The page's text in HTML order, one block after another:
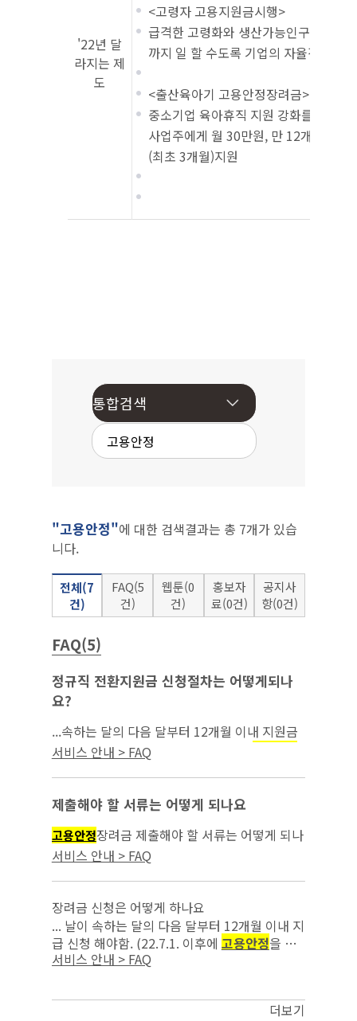
'22년 달
라지는 제
도
<고령자 고용지원금시행>
급격한 고령화와 생산가능인구 감소에
까지 일 할 수도록 기업의 자율적인 고
<출산육아기 고용안정장려금>
중소기업 육아휴직 지원 강화를 통한
사업주에게 월 30만원, 만 12개월 이
(최초 3개월)지원
"고용안정"에 대한 검색결과는 총 7개가 있습
니다.
전체(7
건)
FAQ(5
건)
웹툰(0
건)
홍보자
료(0건)
공지사
항(0건)
FAQ(5)
정규직 전환지원금 신청절차는 어떻게되나
요?
...속하는 달의 다음 달부터 12개월 이내 지원금
을 반드시 신청해야 함.‘22.7.1.이후에
을 위한 조치를 이행한 사업주부터 적용)(’22.7.
18. 시행)...
서비스 안내 > FAQ
제출해야 할 서류는 어떻게 되나요
고용안정장려금 제출해야 할 서류는 어떻게 되나
요...
서비스 안내 > FAQ
장려금 신청은 어떻게 하나요
... 날이 속하는 달의 다음 달부터 12개월 이내 지
급 신청 해야함. (22.7.1. 이후에 고용안정을 위
한 조치를 이행한 사업주부터 적용)(‘22.7.18.시
서비스 안내 > FAQ
더보기